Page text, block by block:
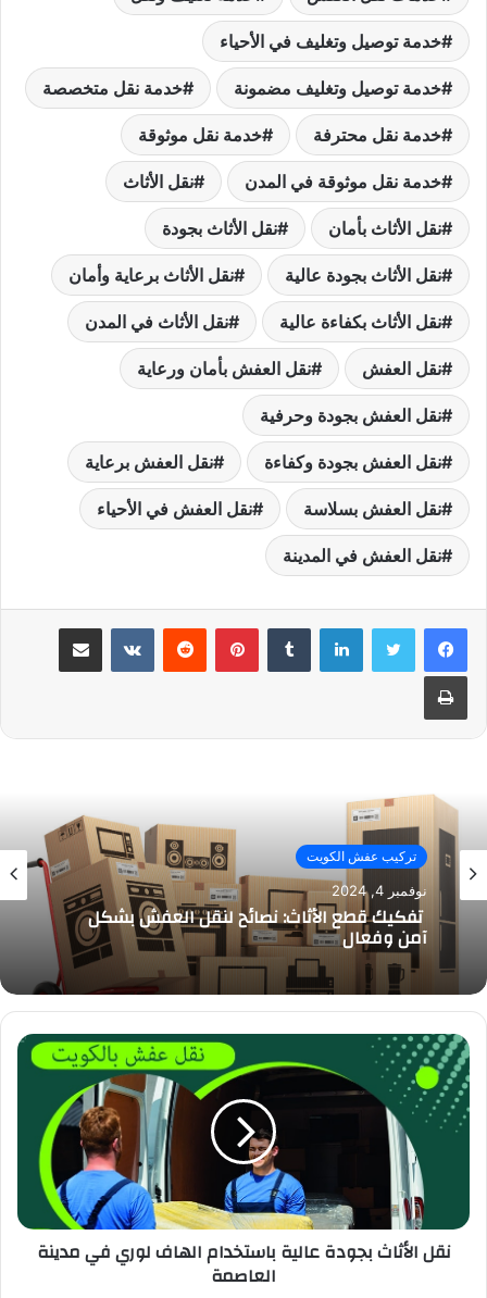
خدمة توصيل وتغليف في الأحياء
خدمة توصيل وتغليف مضمونة خدمة نقل متخصصة
خدمة نقل محترفة خدمة نقل موثوقة
خدمة نقل موثوقة في المدن نقل الأثاث
نقل الأثاث بأمان نقل الأثاث بجودة
نقل الأثاث بجودة عالية نقل الأثاث برعاية وأمان
نقل الأثاث بكفاءة عالية نقل الأثاث في المدن
نقل العفش نقل العفش بأمان ورعاية
نقل العفش بجودة وحرفية
نقل العفش بجودة وكفاءة نقل العفش برعاية
نقل العفش بسلاسة نقل العفش في الأحياء
نقل العفش في المدينة
لينكدإن بينتيريست مشاركة عبر البريد
طباعة
تركيب عفش الكويت
نوفمبر 4, 2024
تفكيك قطع الأثاث: نصائح لنقل العفش بشكل
آمن وفعال
نقل الأثاث بجودة عالية باستخدام الهاف لوري في مدينة
العاصمة